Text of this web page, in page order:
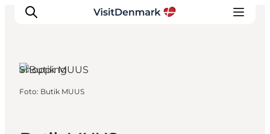
Shopping
Foto: Butik MUUS